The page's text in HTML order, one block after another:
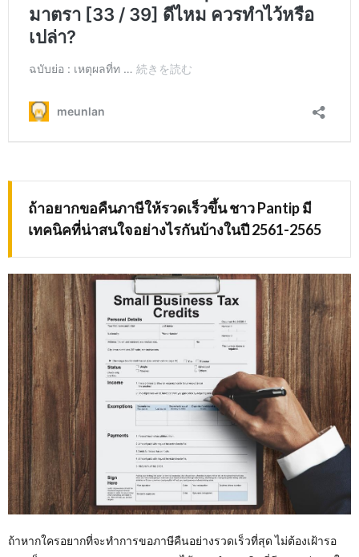
ถ้าอยากขอคืนภาษีให้รวดเร็วขึ้น ชาวPantip มี
เทคนิคที่น่าสนใจอย่างไรกันบ้างในปี 2561-2565
ถ้าหากใครอยากที่จะทำการขอภาษีคืนอย่างรวดเร็วที่สุด ไม่ต้องเฝ้ารอ